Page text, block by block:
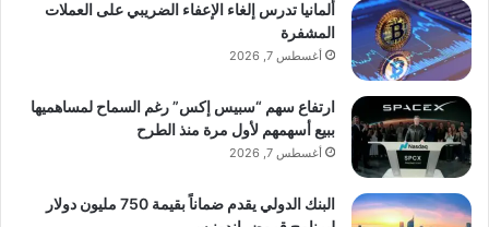
ألمانيا تدرس إلغاء الإعفاء الضريبي على العملات
المشفرة
أغسطس 7, 2026
ارتفاع سهم “سبيس إكس” رغم السماح لمساهميها
ببيع أسهمهم لأول مرة منذ الطرح
أغسطس 7, 2026
البنك الدولي يقدم ضماناً بقيمة 750 مليون دولار